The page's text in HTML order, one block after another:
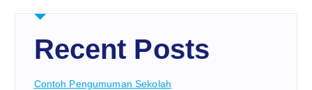
Recent Posts
Contoh Pengumuman Sekolah